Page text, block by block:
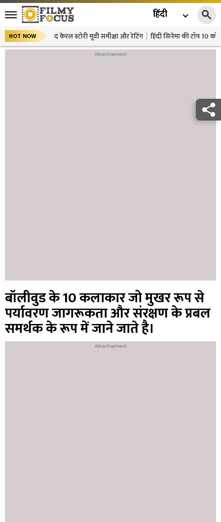
हिंदी
HOT NOW द केरल स्टोरी मूवी समीक्षा और रेटिंग हिंदी सिनेमा की टॉप 10
बॉलीवुड के 10 कलाकार जो मुखर रूप से
पर्यावरण जागरूकता और संरक्षण के प्रबल
समर्थक के रूप में जाने जाते है।